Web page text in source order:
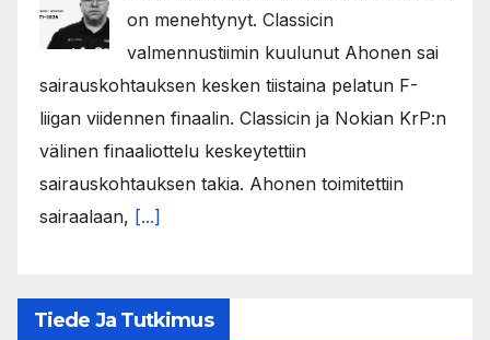
on menehtynyt. Classicin
valmennustiimin kuulunut Ahonen sai
sairauskohtauksen kesken tiistaina pelatun F-
liigan viidennen finaalin. Classicin ja Nokian KrP:n
välinen finaaliottelu keskeytettiin
sairauskohtauksen takia. Ahonen toimitettiin
sairaalaan, [...]
Tiede Ja Tutkimus